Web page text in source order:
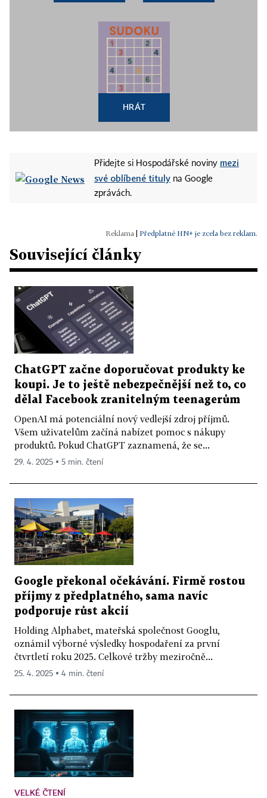
HRÁT
Přidejte si Hospodářské noviny mezi
své oblíbené tituly na Google
zprávách.
Předplatné HN+ je zcela bez reklam.
Související články
ChatGPT začne doporučovat produkty ke
koupi. Je to ještě nebezpečnější než to, co
dělal Facebook zranitelným teenagerům
OpenAI má potenciální nový vedlejší zdroj příjmů.
Všem uživatelům začíná nabízet pomoc s nákupy
produktů. Pokud ChatGPT zaznamená, že se...
29. 4. 2025 ▪ 5 min. čtení
Google překonal očekávání. Firmě rostou
příjmy z předplatného, sama navíc
podporuje růst akcií
Holding Alphabet, mateřská společnost Googlu,
oznámil výborné výsledky hospodaření za první
čtvrtletí roku 2025. Celkové tržby meziročně...
25. 4. 2025 ▪ 4 min. čtení
VELKÉ ČTENÍ